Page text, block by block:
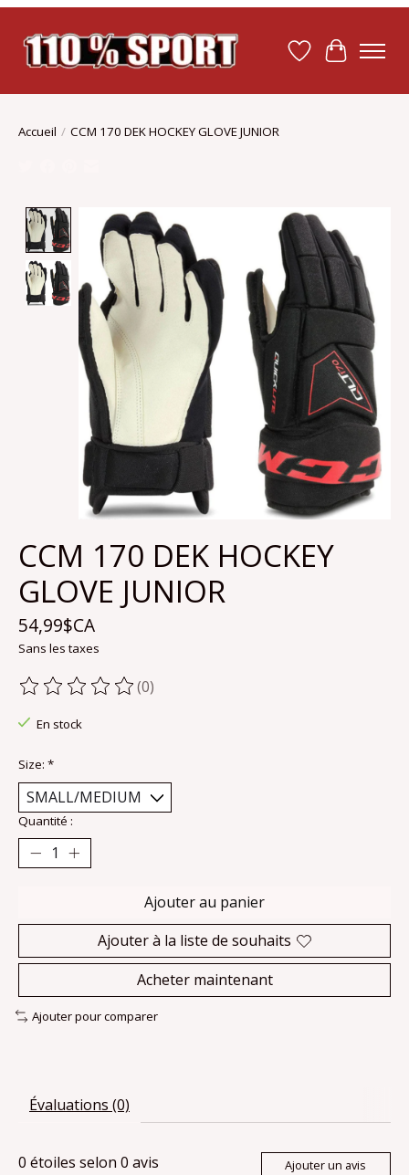
Liste dePanier
Accueil / CCM 170 DEK HOCKEY GLOVE JUNIOR
Product image slideshow Items
CCM 170 DEK HOCKEY
GLOVE JUNIOR
54,99$CA
Sans les taxes
Ce produit est évalué à
(0)
En stock
Size: *
Quantité :
Ajouter au panier
Ajouter à la liste de souhaits
Acheter maintenant
Ajouter pour comparer
Évaluations (0)
0 étoiles selon 0 avis Ajouter un avis